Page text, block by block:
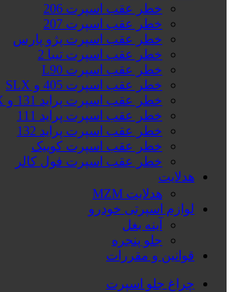
خطر عقب اسپرت 206
خطر عقب اسپرت 207
خطر عقب اسپرت پژو پارس
خطر عقب اسپرت تیبا 2
خطر عقب اسپرت L90
خطر عقب اسپرت 405 و SLX
خطر عقب اسپرت پراید 131 و GTX
خطر عقب اسپرت پراید 111
خطر عقب اسپرت پراید 132
خطر عقب اسپرت کوییک
خطر عقب اسپرت فول کالر
هدلایت
هدلایت MZM
لوازم اسپرتی خودرو
آینه بغل
جلو پنجره
قوانین و مقررات
چراغ جلو اسپرت